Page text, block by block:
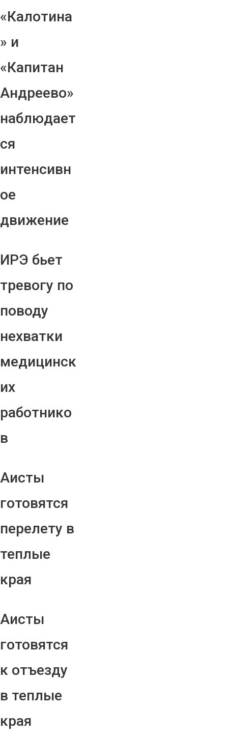
«Калотина
» и
«Капитан
Андреево»
наблюдает
ся
интенсивн
ое
движение
ИРЭ бьет
тревогу по
поводу
нехватки
медицинск
их
работнико
в
Аисты
готовятся
перелету в
теплые
края
Аисты
готовятся
к отъезду
в теплые
края